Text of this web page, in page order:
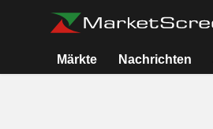
Märkte Nachrichten